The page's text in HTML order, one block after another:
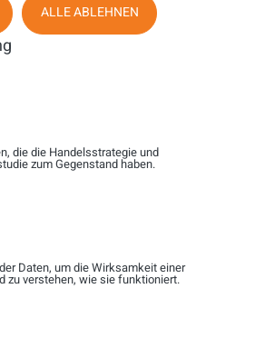
ebenso sichergestellt wie eine
Durch künstliche
Learning) und NLP (Natural
findet voiXen heraus, was Kunden
gestalten.
ALLE ABLEHNEN
die die Handelsstrategie und
zum Gegenstand haben.
Daten, um die Wirksamkeit einer
zu verstehen, wie sie funktioniert.